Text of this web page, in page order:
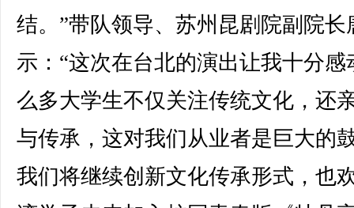
结。”带队领导、苏州昆剧院副院长
示：“这次在台北的演出让我十分感
么多大学生不仅关注传统文化，还
与传承，这对我们从业者是巨大的
我们将继续创新文化传承形式，也